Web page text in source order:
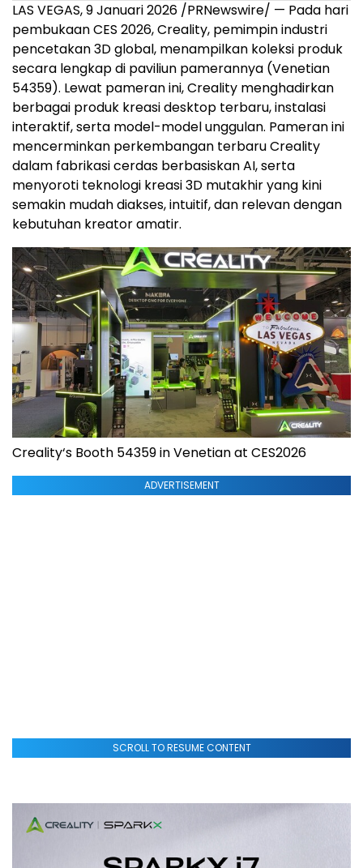
LAS VEGAS, 9 Januari 2026 /PRNewswire/ — Pada hari
pembukaan CES 2026, Creality, pemimpin industri
pencetakan 3D global, menampilkan koleksi produk
secara lengkap di paviliun pamerannya (Venetian
54359). Lewat pameran ini, Creality menghadirkan
berbagai produk kreasi desktop terbaru, instalasi
interaktif, serta model-model unggulan. Pameran ini
mencerminkan perkembangan terbaru Creality
dalam fabrikasi cerdas berbasiskan AI, serta
menyoroti teknologi kreasi 3D mutakhir yang kini
semakin mudah diakses, intuitif, dan relevan dengan
kebutuhan kreator amatir.
Creality‘s Booth 54359 in Venetian at CES2026
ADVERTISEMENT
SCROLL TO RESUME CONTENT